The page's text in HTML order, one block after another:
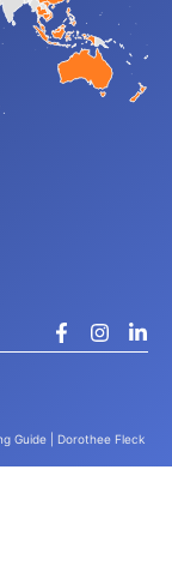
Guide | Dorothee Fleck